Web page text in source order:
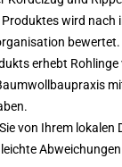
wird nach
bewertet.
erhebt
von Ihrem